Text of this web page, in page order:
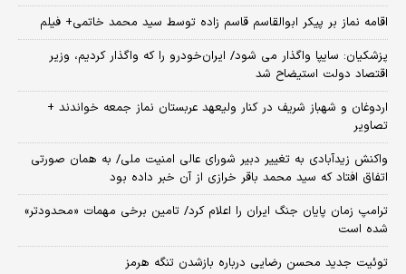
اقامه نماز بر پیکر ابوالقاسم قاسم زاده توسط سید محمد خاتمی+ فیلم
پزشکیان: سایپا واگذار می شود/ ایران‌خودرو را که واگذار کردیم، وزیر
اقتصاد دولت استیضاح شد
اردوغان و شهباز شریف در کنار ولیعهد عربستان نماز جمعه خواندند +
تصاویر
واکنش زیدآبادی به تغییر دبیر شورای عالی امنیت ملی/ به همان صورتی
اتفاق افتاد که سید محمد باقر خرازی از آن خبر داده بود
ترامپ زمان پایان جنگ ایران را اعلام کرد/ تامین برخی مهمات «محدودتر»
شده است
توئیت جدید محسن رضایی درباره بازشدن تنگه هرمز